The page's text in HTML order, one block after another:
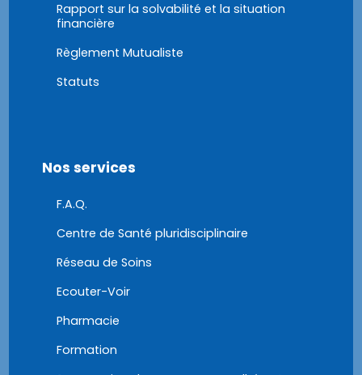
Rapport sur la solvabilité et la situation
financière
Règlement Mutualiste
Statuts
Nos services
F.A.Q.
Centre de Santé pluridisciplinaire
Réseau de Soins
Ecouter-Voir
Pharmacie
Formation